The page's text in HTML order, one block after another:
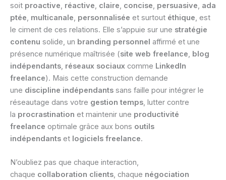
soit proactive, réactive, claire, concise, persuasive, ada
ptée, multicanale, personnalisée et surtout éthique, est
le ciment de ces relations. Elle s’appuie sur une stratégie
contenu solide, un branding personnel affirmé et une
présence numérique maîtrisée (site web freelance, blog
indépendants, réseaux sociaux comme LinkedIn
freelance). Mais cette construction demande
une discipline indépendants sans faille pour intégrer le
réseautage dans votre gestion temps, lutter contre
la procrastination et maintenir une productivité
freelance optimale grâce aux bons outils
indépendants et logiciels freelance.
N’oubliez pas que chaque interaction,
chaque collaboration clients, chaque négociation